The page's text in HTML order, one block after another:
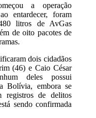
a operação
entardecer, foram
litros de AvGas
de oito pacotes de
dois cidadãos
(46) e Caio César
deles possui
Bolívia, embora se
registros de delitos
sendo confirmada